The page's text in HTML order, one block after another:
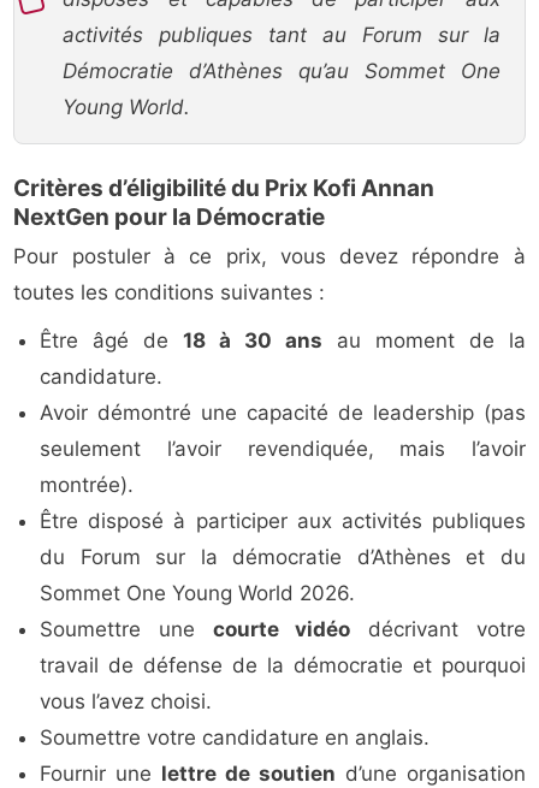
activités publiques tant au Forum sur la
Démocratie d’Athènes qu’au Sommet One
Young World.
Critères d’éligibilité du Prix Kofi Annan
NextGen pour la Démocratie
Pour postuler à ce prix, vous devez répondre à
toutes les conditions suivantes :
Être âgé de18 à 30 ans au moment de la
candidature.
Avoir démontré une capacité de leadership (pas
seulement l’avoir revendiquée, mais l’avoir
montrée).
Être disposé à participer aux activités publiques
du Forum sur la démocratie d’Athènes et du
Sommet One Young World 2026.
Soumettre une courte vidéo décrivant votre
travail de défense de la démocratie et pourquoi
vous l’avez choisi.
Soumettre votre candidature en anglais.
Fournir une lettre de soutien d’une organisation